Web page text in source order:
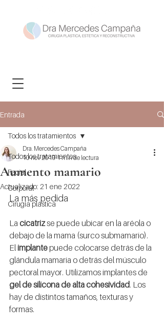
Entrada
Todos los tratamientos
Facial
Corporal
Cirugía plástica
Todos los tratamientos
Aumento mamario
Dra. Mercedes Campaña
10 nov 2019 1 min de lectura
Actualizado: 21 ene 2022
La más pedida
La cicatriz se puede ubicar en la aréola o
debajo de la mama (surco submamario).
El implante puede colocarse detrás de la
glándula mamaria o detrás del músculo
pectoral mayor. Utilizamos implantes de
gel de silicona de alta cohesividad. Los
hay de distintos tamaños, texturas y
formas.